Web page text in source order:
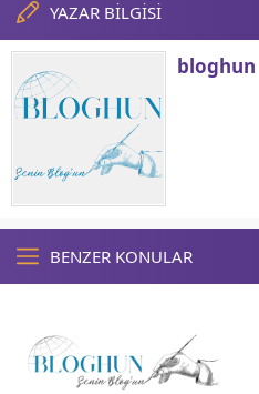
YAZAR BİLGİSİ
bloghun
BENZER KONULAR